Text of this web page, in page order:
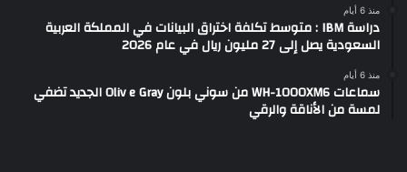
منذ 6 أيام
دراسة IBM : متوسط تكلفة اختراق البيانات في المملكة العربية
السعودية يصل إلى 27 مليون ريال في عام 2026
منذ 6 أيام
سماعات WH-1000XM6 من سوني بلون Oliv e Gray الجديد تضفي
لمسة من الأناقة والرقي